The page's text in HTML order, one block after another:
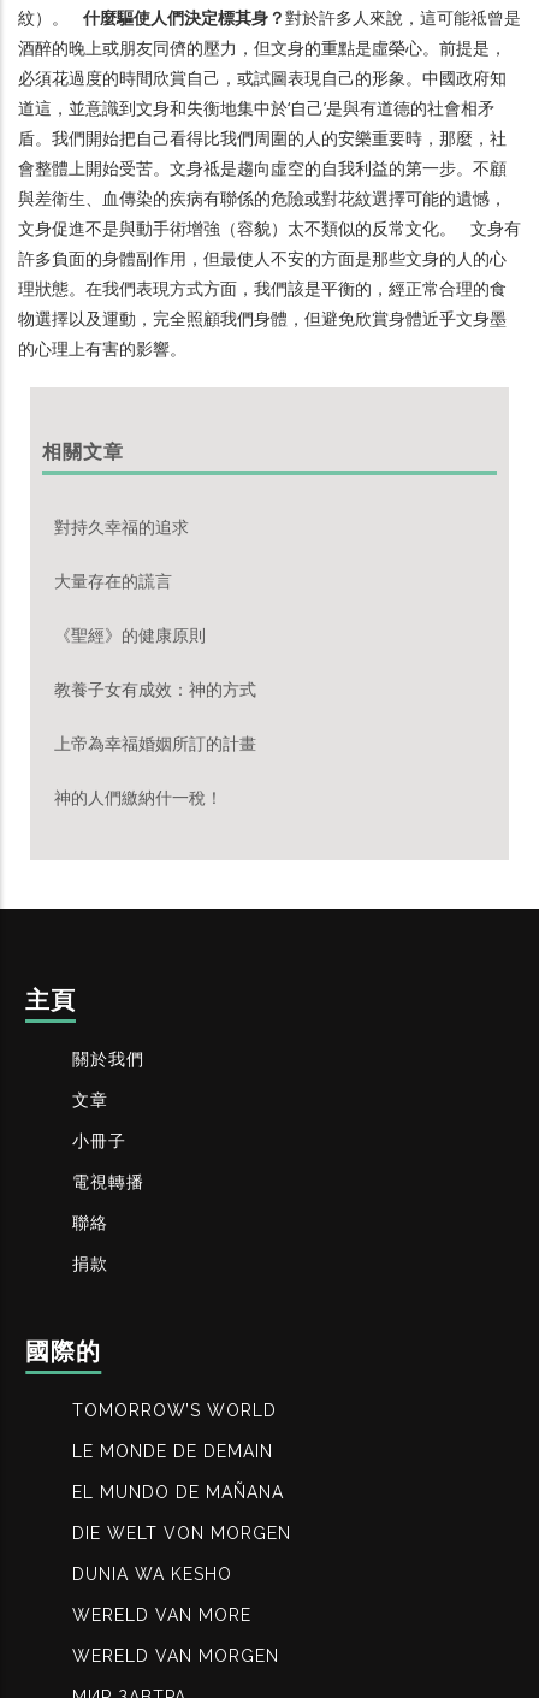
紋）。 什麼驅使人們決定標其身？對於許多人來說，這可能祗曾是
酒醉的晚上或朋友同儕的壓力，但文身的重點是虛榮心。前提是，
必須花過度的時間欣賞自己，或試圖表現自己的形象。中國政府知
道這，並意識到文身和失衡地集中於‘自己’是與有道德的社會相矛
盾。我們開始把自己看得比我們周圍的人的安樂重要時，那麼，社
會整體上開始受苦。文身祗是趨向虛空的自我利益的第一步。不顧
與差衛生、血傳染的疾病有聯係的危險或對花紋選擇可能的遺憾，
文身促進不是與動手術增強（容貌）太不類似的反常文化。 文身有
許多負面的身體副作用，但最使人不安的方面是那些文身的人的心
理狀態。在我們表現方式方面，我們該是平衡的，經正常合理的食
物選擇以及運動，完全照顧我們身體，但避免欣賞身體近乎文身墨
的心理上有害的影響。
相關文章
對持久幸福的追求
大量存在的謊言
《聖經》的健康原則
教養子女有成效：神的方式
上帝為幸福婚姻所訂的計畫
神的人們繳納什一稅！
主頁
關於我們
文章
小冊子
電視轉播
聯絡
捐款
國際的
TOMORROW’S WORLD
LE MONDE DE DEMAIN
EL MUNDO DE MAÑANA
DIE WELT VON MORGEN
DUNIA WA KESHO
WERELD VAN MORE
WERELD VAN MORGEN